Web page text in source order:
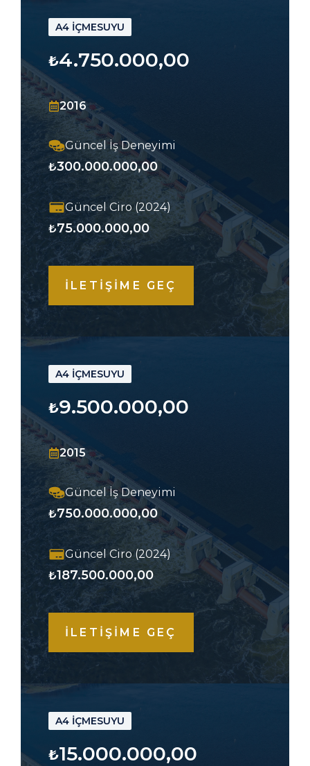
A4 İÇMESUYU
₺4.750.000,00
2016
Güncel İş Deneyimi
₺300.000.000,00
Güncel Ciro (2024)
₺75.000.000,00
İLETİŞİME GEÇ
A4 İÇMESUYU
₺9.500.000,00
2015
Güncel İş Deneyimi
₺750.000.000,00
Güncel Ciro (2024)
₺187.500.000,00
İLETİŞİME GEÇ
A4 İÇMESUYU
₺15.000.000,00